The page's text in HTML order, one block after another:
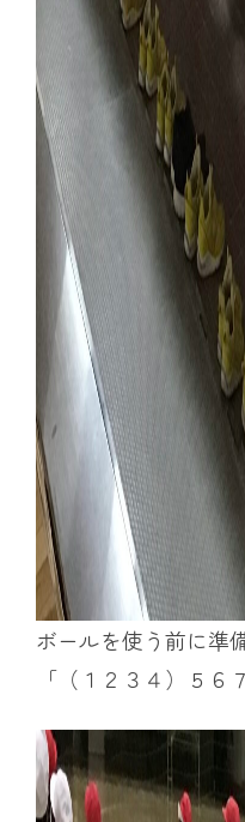
ボールを使う前に準
「（１２３４）５６